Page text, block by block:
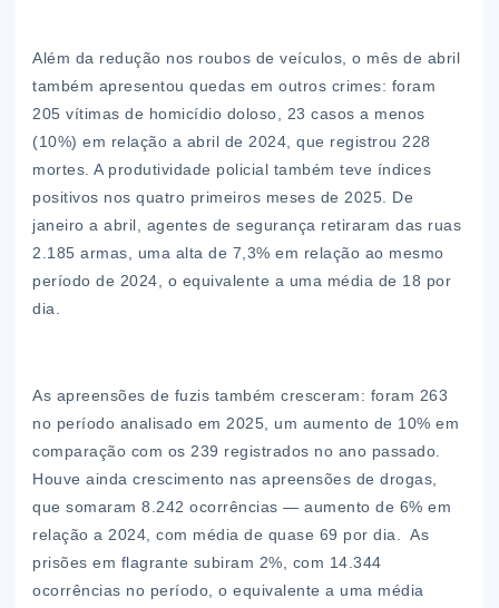
Além da redução nos roubos de veículos, o mês de abril
também apresentou quedas em outros crimes: foram
205 vítimas de homicídio doloso, 23 casos a menos
(10%) em relação a abril de 2024, que registrou 228
mortes. A produtividade policial também teve índices
positivos nos quatro primeiros meses de 2025. De
janeiro a abril, agentes de segurança retiraram das ruas
2.185 armas, uma alta de 7,3% em relação ao mesmo
período de 2024, o equivalente a uma média de 18 por
dia.
As apreensões de fuzis também cresceram: foram 263
no período analisado em 2025, um aumento de 10% em
comparação com os 239 registrados no ano passado.
Houve ainda crescimento nas apreensões de drogas,
que somaram 8.242 ocorrências — aumento de 6% em
relação a 2024, com média de quase 69 por dia. As
prisões em flagrante subiram 2%, com 14.344
ocorrências no período, o equivalente a uma média